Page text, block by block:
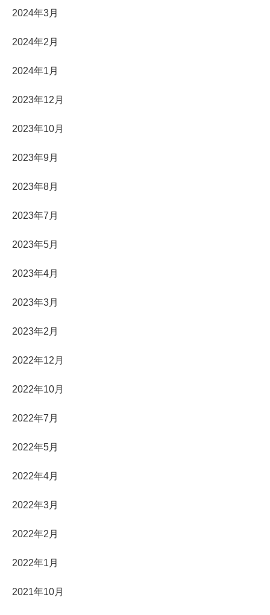
2024年3月
2024年2月
2024年1月
2023年12月
2023年10月
2023年9月
2023年8月
2023年7月
2023年5月
2023年4月
2023年3月
2023年2月
2022年12月
2022年10月
2022年7月
2022年5月
2022年4月
2022年3月
2022年2月
2022年1月
2021年10月